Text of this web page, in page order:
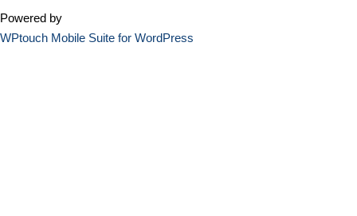
Powered by
WPtouch Mobile Suite for WordPress